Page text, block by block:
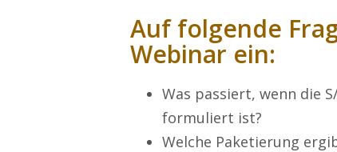
Auf folgende
Webinar ein:
Was passiert, wenn die
formuliert ist?
Welche Paketierung